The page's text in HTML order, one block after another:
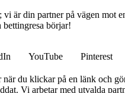
är din partner på vägen mot
börjar!
YouTube Pinterest
du klickar på en länk och
Vi arbetar med utvalda